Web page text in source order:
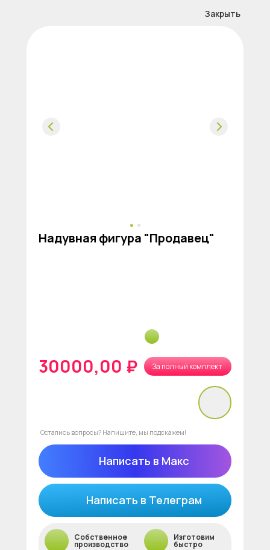
Закрыть
Надувная фигура "Продавец"
Написать в Макс
Написать в Телеграм
30000,00 ₽
Остались вопросы? Напишите, мы подскажем!
За полный комплект
Изготовим
быстро
Собственное
производство